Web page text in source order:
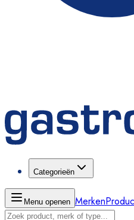
Categorieën
Menu openen Merken